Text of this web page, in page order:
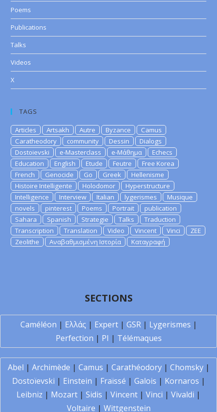
Poems
Publications
Talks
Videos
X
TAGS
Articles Artsakh Autre Byzance
Camus
Caratheodory
community Dessin
Dialogs
Dostoievski
e-Masterclass e-Μάθημα
Echecs
Education
English Etude Feutre
Free Korea
French
Genocide Go Greek
Hellenisme
Histoire Intelligente
Holodomor
Hyperstructure
Intelligence
Interview Italian lygerismes
Musique
novels
pinterest Poems Portrait
publication
Sahara
Spanish Strategie Talks
Traduction
Transcription
Translation Video Vincent Vinci
ZEE
Zeolithe
Αναβαθμισμένη Ιστορία Καταγραφή
SECTIONS
Caméléon | Ελλάς | Expert| GSR| Lygerismes |
Perfection | PI | Télémaques
Abel | Archimède | Camus | Carathéodory| Chomsky|
Dostoïevski | Einstein | Fraïssé | Galois | Kornaros |
Leibniz | Mozart | Sidis | Vincent | Vinci | Vivaldi |
Voltaire | Wittgenstein